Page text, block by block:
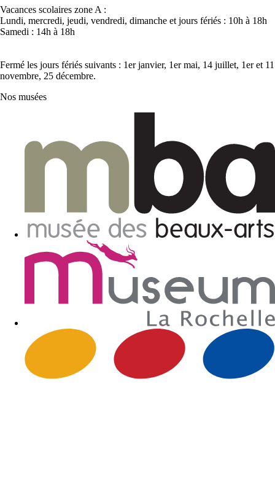
Vacances scolaires zone A :
Lundi, mercredi, jeudi, vendredi, dimanche et jours fériés : 10h à 18h
Samedi : 14h à 18h
Fermé les jours fériés suivants : 1er janvier, 1er mai, 14 juillet, 1er et 11
novembre, 25 décembre.
Nos musées